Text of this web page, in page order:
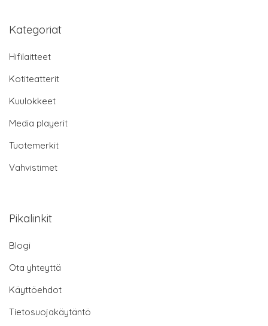
Kategoriat
Hifilaitteet
Kotiteatterit
Kuulokkeet
Media playerit
Tuotemerkit
Vahvistimet
Pikalinkit
Blogi
Ota yhteyttä
Käyttöehdot
Tietosuojakäytäntö